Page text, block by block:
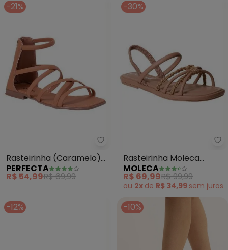
-21%
Perfecta - Rasteirinha
Rasteirinha (Caramelo)
com Fechamento em
Zíper
PERFECTA
R$ 54,99R$ 69,99
-30%
Rasteirinha Moleca
(Nude) em Sintético
MOLECA
R$ 69,99R$ 99,99
ou 2x de R$ 34,99 sem juros
-12% -10%